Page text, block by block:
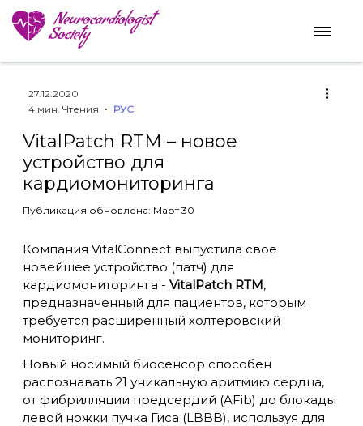
27.12.2020
4 мин. Чтения
РУС
VitalPatch RTM – новое
устройство для
кардиомониторинга
Публикация обновлена: Март 30
Компания VitalConnect выпустила свое
новейшее устройство (патч) для
кардиомониторинга - VitalPatch RTM,
предназначенный для пациентов, которым
требуется расширенный холтеровский
мониторинг.
Новый носимый биосенсор способен
распознавать 21 уникальную аритмию сердца,
от фибрилляции предсердий (AFib) до блокады
левой ножки пучка Гиса (LBBB), используя для